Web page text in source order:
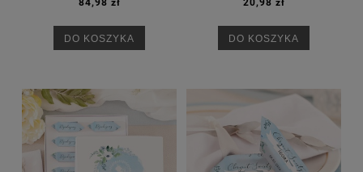
84,98 zł
DO KOSZYKA
20,98 zł
DO KOSZYKA